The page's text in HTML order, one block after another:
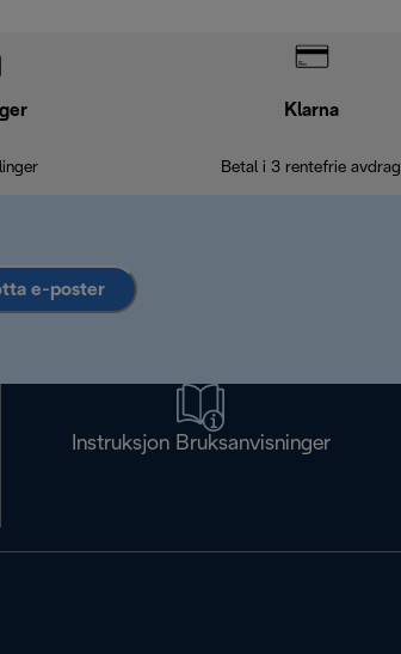
Klarna
Betal i 3 rentefrie avdrag
e-poster
Instruksjon Bruksanvisninger